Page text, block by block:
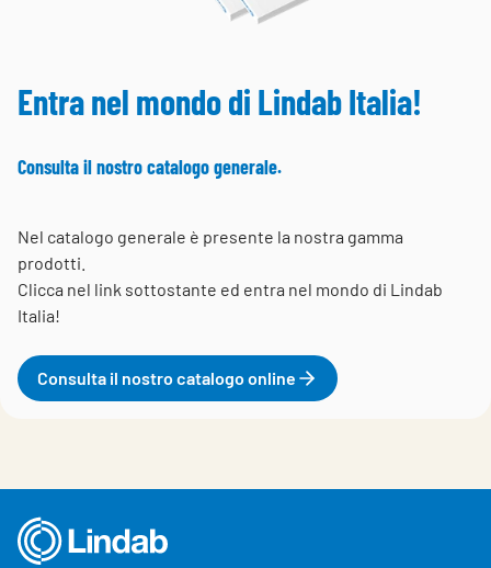
Entra nel mondo di Lindab Italia!
Consulta il nostro catalogo generale.
Nel catalogo generale è presente la nostra gamma
prodotti.
Clicca nel link sottostante ed entra nel mondo di Lindab
Italia!
Consulta il nostro catalogo online